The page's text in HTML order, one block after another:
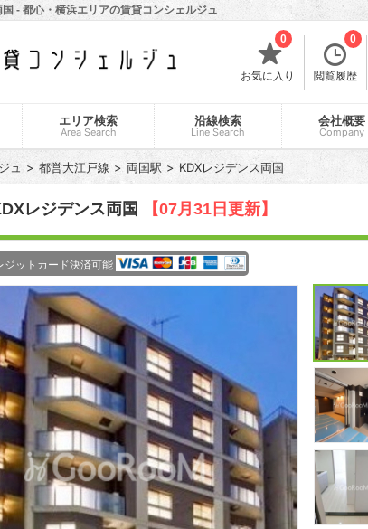
- 都心・横浜エリアの賃貸コンシェルジュ
お気に入り
0
閲覧履歴
0
エリア検索
Area Search
沿線検索
Line Search
会社概要
Company
ュ 都営大江戸線 両国駅 KDXレジデンス両国
レジデンス両国 【07月31日更新】
ジットカード決済可能